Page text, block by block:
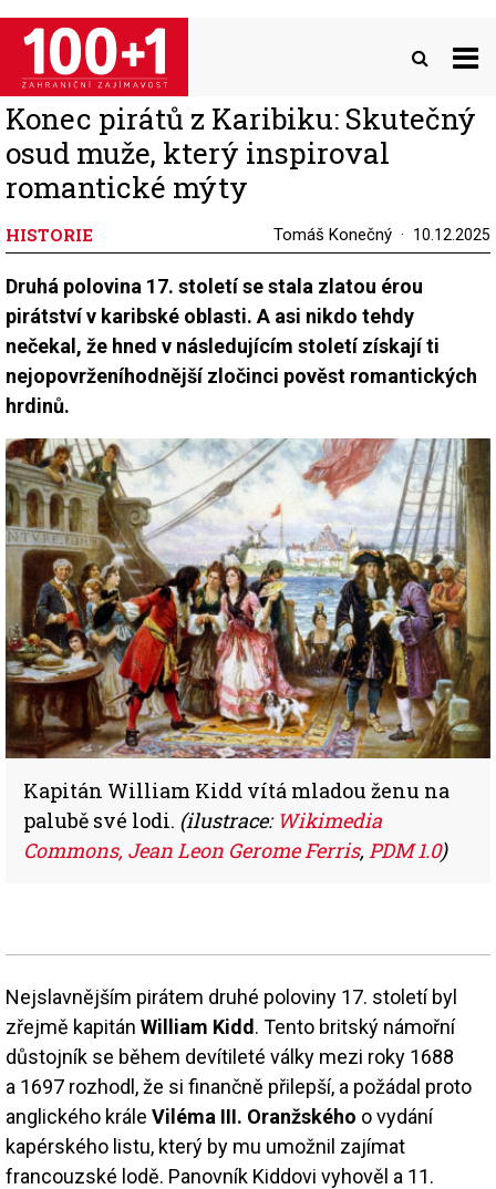
Přejít
hlavnímu
obsahu
Konec pirátů z Karibiku: Skutečný
osud muže, který inspiroval
romantické mýty
HISTORIE Tomáš Konečný 10.12.2025
Druhá polovina 17. století se stala zlatou érou
pirátství v karibské oblasti. A asi nikdo tehdy
nečekal, že hned v následujícím století získají ti
nejopovrženíhodnější zločinci pověst romantických
hrdinů.
Kapitán William Kidd vítá mladou ženu na
palubě své lodi. (ilustrace: Wikimedia
Commons, Jean Leon Gerome Ferris, PDM 1.0)
Nejslavnějším pirátem druhé poloviny 17. století byl
zřejmě kapitán William Kidd. Tento britský námořní
důstojník se během devítileté války mezi roky 1688
a 1697 rozhodl, že si finančně přilepší, a požádal proto
anglického krále Viléma III. Oranžského o vydání
kapérského listu, který by mu umožnil zajímat
francouzské lodě. Panovník Kiddovi vyhověl a 11.